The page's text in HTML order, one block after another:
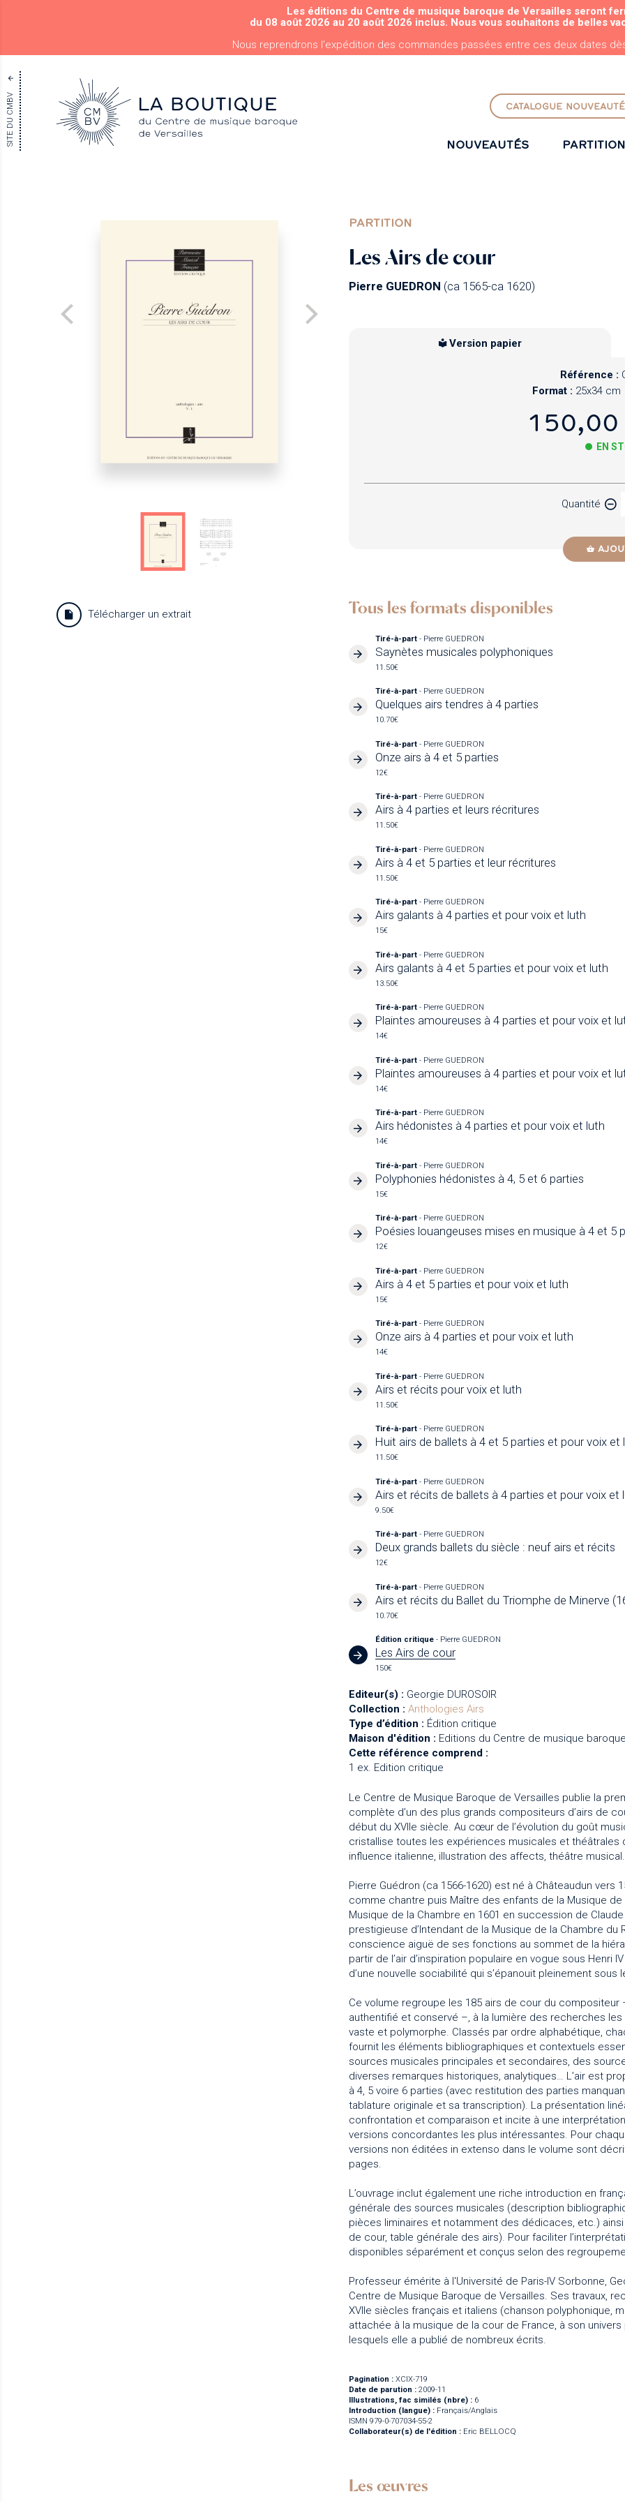
ALLER AU CONTENU PRINCIPAL
Les éditions du Centre de musique baroque de Versailles seront
du 08 août 2026 au 20 août 2026 inclus. Nous vous souhaitons de belles
Nous reprendrons l'expédition des commandes passées entre ces deux dates
SITE DU CMBV CATALOGUE
NOUVEAUTÉS
PARTITION
Les Airs de cour
Pierre GUEDRON (ca 1565-ca 1620)
Télécharger un extrait
Version papier
Référence :
Format : 25x34 cm
150,00
EN
Quantité
Tous les formats disponibles
Tiré-à-part- Pierre GUEDRON
Saynètes musicales polyphoniques
11.50€
Tiré-à-part- Pierre GUEDRON
Quelques airs tendres à 4 parties
10.70€
Tiré-à-part- Pierre GUEDRON
Onze airs à 4 et 5 parties
12€
Tiré-à-part- Pierre GUEDRON
Airs à 4 parties et leurs récritures
11.50€
Tiré-à-part- Pierre GUEDRON
Airs à 4 et 5 parties et leur récritures
11.50€
Tiré-à-part- Pierre GUEDRON
Airs galants à 4 parties et pour voix et luth
15€
Tiré-à-part- Pierre GUEDRON
Airs galants à 4 et 5 parties et pour voix et luth
13.50€
Tiré-à-part- Pierre GUEDRON
Plaintes amoureuses à 4 parties et pour voix et
14€
Tiré-à-part- Pierre GUEDRON
Plaintes amoureuses à 4 parties et pour voix et
14€
Tiré-à-part- Pierre GUEDRON
Airs hédonistes à 4 parties et pour voix et luth
14€
Tiré-à-part- Pierre GUEDRON
Polyphonies hédonistes à 4, 5 et 6 parties
15€
Tiré-à-part- Pierre GUEDRON
Poésies louangeuses mises en musique à 4 et 5
12€
Tiré-à-part- Pierre GUEDRON
Airs à 4 et 5 parties et pour voix et luth
15€
Tiré-à-part- Pierre GUEDRON
Onze airs à 4 parties et pour voix et luth
14€
Tiré-à-part- Pierre GUEDRON
Airs et récits pour voix et luth
11.50€
Tiré-à-part- Pierre GUEDRON
Huit airs de ballets à 4 et 5 parties et pour voix et
11.50€
Tiré-à-part- Pierre GUEDRON
Airs et récits de ballets à 4 parties et pour voix et
9.50€
Tiré-à-part- Pierre GUEDRON
Deux grands ballets du siècle : neuf airs et récits
12€
Tiré-à-part- Pierre GUEDRON
Airs et récits du Ballet du Triomphe de Minerve
10.70€
Édition critique- Pierre GUEDRON
Les Airs de cour
150€
Editeur(s) : Georgie DUROSOIR
Collection : Anthologies Airs
Type d’édition : Édition critique
Maison d'édition : Editions du Centre de musique
Cette référence comprend :
1 ex. Edition critique
Le Centre de Musique Baroque de Versailles publie la
complète d’un des plus grands compositeurs d’airs de
début du XVIIe siècle. Au cœur de l’évolution du goût
cristallise toutes les expériences musicales et théâtrales
influence italienne, illustration des affects, théâtre musical.
Pierre Guédron (ca 1566-1620) est né à Châteaudun vers
comme chantre puis Maître des enfants de la Musique
Musique de la Chambre en 1601 en succession de
prestigieuse d’Intendant de la Musique de la Chambre du
conscience aiguë de ses fonctions au sommet de la
partir de l’air d’inspiration populaire en vogue sous
d’une nouvelle sociabilité qui s’épanouit pleinement sous
Ce volume regroupe les 185 airs de cour du
authentifié et conservé –, à la lumière des recherches
vaste et polymorphe. Classés par ordre alphabétique,
fournit les éléments bibliographiques et contextuels
sources musicales principales et secondaires, des
diverses remarques historiques, analytiques… L’air est
à 4, 5 voire 6 parties (avec restitution des parties
tablature originale et sa transcription). La présentation
confrontation et comparaison et incite à une
versions concordantes les plus intéressantes. Pour
versions non éditées in extenso dans le volume sont
pages.
L’ouvrage inclut également une riche introduction en
générale des sources musicales (description
pièces liminaires et notamment des dédicaces, etc.)
de cour, table générale des airs). Pour faciliter
disponibles séparément et conçus selon des
Professeur émérite à l'Université de Paris-IV Sorbonne,
Centre de Musique Baroque de Versailles. Ses travaux,
XVIIe siècles français et italiens (chanson polyphonique,
attachée à la musique de la cour de France, à son
lesquels elle a publié de nombreux écrits.
Pagination : XCIX-719
Date de parution : 2009-11
Illustrations, fac similés (nbre) : 6
Introduction (langue) : Français/Anglais
ISMN 979-0-707034-55-2
Collaborateur(s) de l'édition : Eric BELLOCQ
Les œuvres